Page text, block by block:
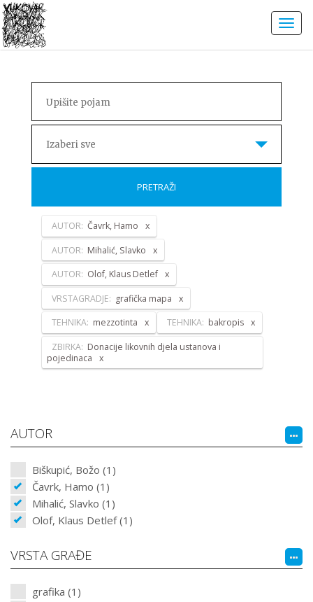
Izaberi sve
PRETRAŽI
AUTOR: Čavrk, Hamo
AUTOR: Mihalić, Slavko
AUTOR: Olof, Klaus Detlef
VRSTAGRADJE: grafička mapa
TEHNIKA: mezzotinta TEHNIKA: bakropis
ZBIRKA: Donacije likovnih djela ustanova i
pojedinaca
AUTOR
Biškupić, Božo (1)
Čavrk, Hamo (1)
Mihalić, Slavko (1)
Olof, Klaus Detlef (1)
VRSTA GRAĐE
grafika (1)